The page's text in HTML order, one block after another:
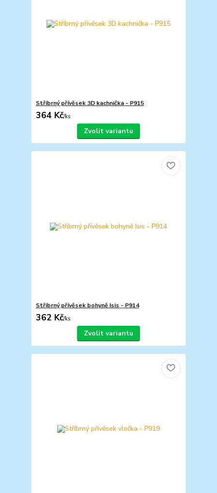
Stříbrný přívěsek 3D kachnička - P915
364 Kč/ks
Zvolit variantu
Stříbrný přívěsek bohyně Isis - P914
362 Kč/ks
Zvolit variantu